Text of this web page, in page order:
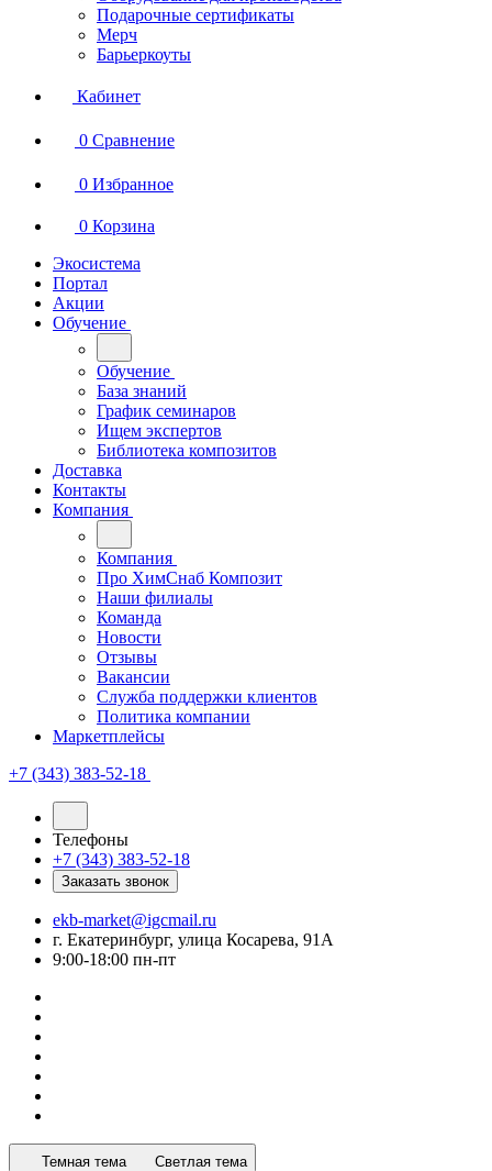
Подарочные сертификаты
Мерч
Барьеркоуты
Кабинет
0 Сравнение
0 Избранное
0 Корзина
Экосистема
Портал
Акции
Обучение
Обучение
База знаний
График семинаров
Ищем экспертов
Библиотека композитов
Доставка
Контакты
Компания
Компания
Про ХимСнаб Композит
Наши филиалы
Команда
Новости
Отзывы
Вакансии
Служба поддержки клиентов
Политика компании
Маркетплейсы
+7 (343) 383-52-18
Телефоны
+7 (343) 383-52-18
Заказать звонок
ekb-market@igcmail.ru
г. Екатеринбург, улица Косарева, 91А
9:00-18:00 пн-пт
Темная тема Светлая тема